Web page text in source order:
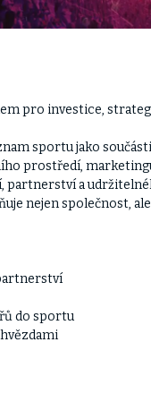
pro investice,
sportu jako
prostředí,
partnerství a
nejen společnost,
do sportu